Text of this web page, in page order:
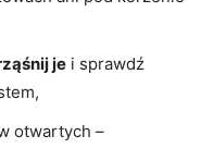
je i sprawdź
otwartych –